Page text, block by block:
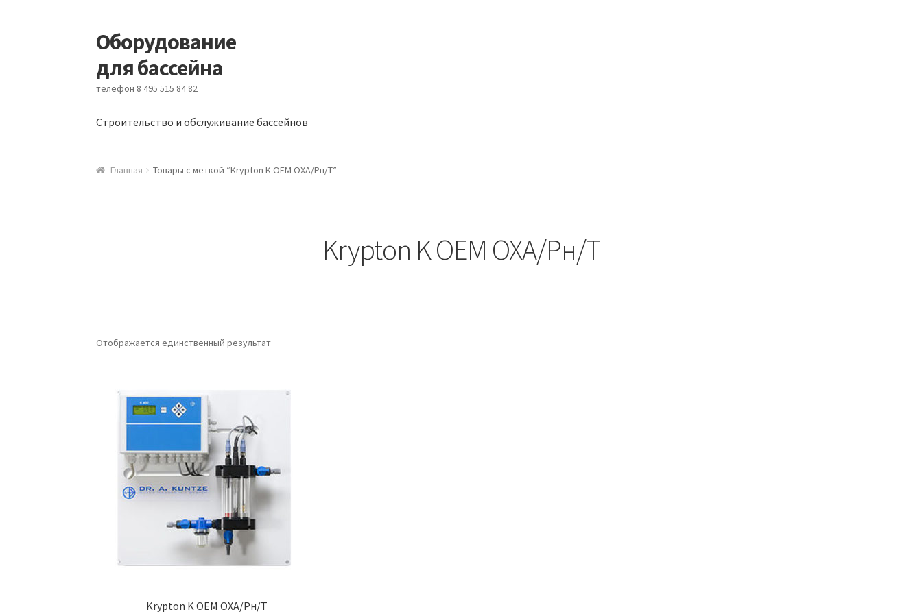
Перейти к навигации
Перейти к содержимому
Оборудование
для бассейна
телефон 8 495 515 84 82
Строительство и обслуживание бассейнов
ГлавнаяБлогОборудование для бассейна
Главная Товары с меткой “Krypton K OEM OXA/Pн/T”
Krypton K OEM OXA/Pн/T
Отображается единственный результат
Krypton K OEM OXA/Pн/T